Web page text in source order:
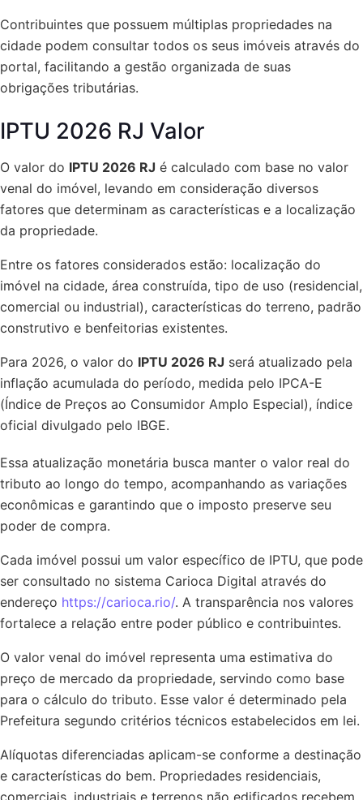
Contribuintes que possuem múltiplas propriedades na
cidade podem consultar todos os seus imóveis através do
portal, facilitando a gestão organizada de suas
obrigações tributárias.
IPTU 2026 RJ Valor
O valor do IPTU 2026 RJ é calculado com base no valor
venal do imóvel, levando em consideração diversos
fatores que determinam as características e a localização
da propriedade.
Entre os fatores considerados estão: localização do
imóvel na cidade, área construída, tipo de uso (residencial,
comercial ou industrial), características do terreno, padrão
construtivo e benfeitorias existentes.
Para 2026, o valor do IPTU 2026 RJ será atualizado pela
inflação acumulada do período, medida pelo IPCA-E
(Índice de Preços ao Consumidor Amplo Especial), índice
oficial divulgado pelo IBGE.
Essa atualização monetária busca manter o valor real do
tributo ao longo do tempo, acompanhando as variações
econômicas e garantindo que o imposto preserve seu
poder de compra.
Cada imóvel possui um valor específico de IPTU, que pode
ser consultado no sistema Carioca Digital através do
endereço https://carioca.rio/. A transparência nos valores
fortalece a relação entre poder público e contribuintes.
O valor venal do imóvel representa uma estimativa do
preço de mercado da propriedade, servindo como base
para o cálculo do tributo. Esse valor é determinado pela
Prefeitura segundo critérios técnicos estabelecidos em lei.
Alíquotas diferenciadas aplicam-se conforme a destinação
e características do bem. Propriedades residenciais,